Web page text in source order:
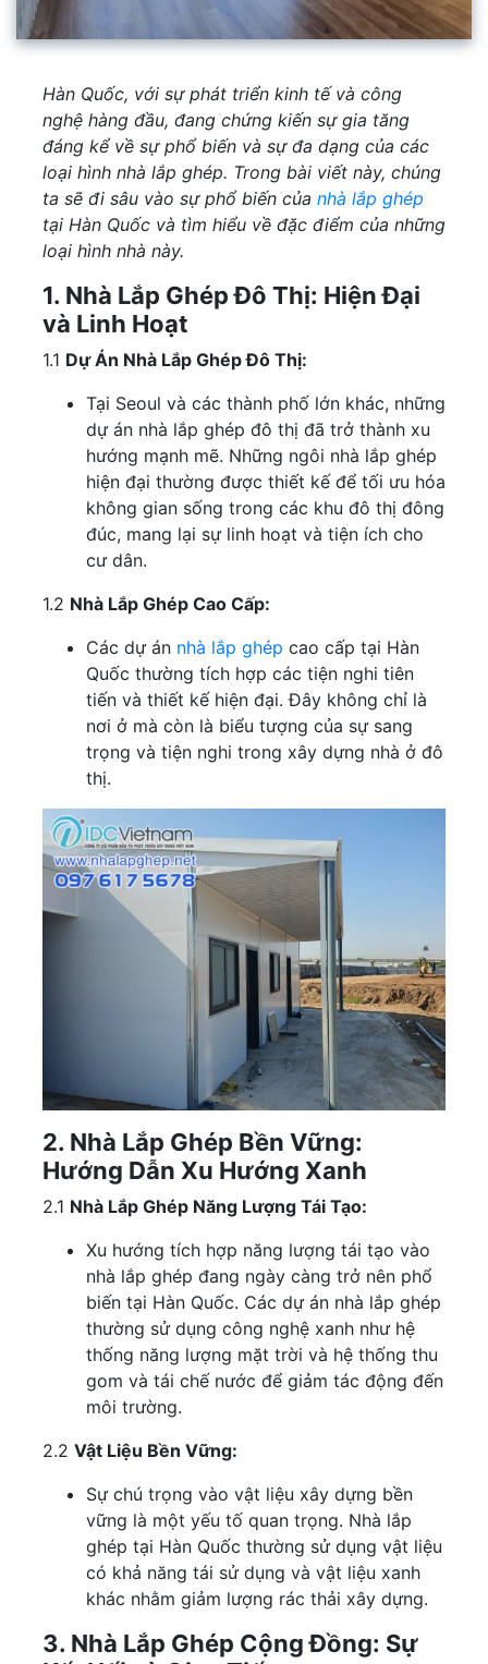
Hàn Quốc, với sự phát triển kinh tế và công
nghệ hàng đầu, đang chứng kiến sự gia tăng
đáng kể về sự phổ biến và sự đa dạng của các
loại hình nhà lắp ghép. Trong bài viết này, chúng
ta sẽ đi sâu vào sự phổ biến của nhà lắp ghép
tại Hàn Quốc và tìm hiểu về đặc điểm của những
loại hình nhà này.
1. Nhà Lắp Ghép Đô Thị: Hiện Đại
và Linh Hoạt
1.1 Dự Án Nhà Lắp Ghép Đô Thị:
Tại Seoul và các thành phố lớn khác, những
dự án nhà lắp ghép đô thị đã trở thành xu
hướng mạnh mẽ. Những ngôi nhà lắp ghép
hiện đại thường được thiết kế để tối ưu hóa
không gian sống trong các khu đô thị đông
đúc, mang lại sự linh hoạt và tiện ích cho
cư dân.
1.2 Nhà Lắp Ghép Cao Cấp:
Các dự án nhà lắp ghép cao cấp tại Hàn
Quốc thường tích hợp các tiện nghi tiên
tiến và thiết kế hiện đại. Đây không chỉ là
nơi ở mà còn là biểu tượng của sự sang
trọng và tiện nghi trong xây dựng nhà ở đô
thị.
2. Nhà Lắp Ghép Bền Vững:
Hướng Dẫn Xu Hướng Xanh
2.1 Nhà Lắp Ghép Năng Lượng Tái Tạo:
Xu hướng tích hợp năng lượng tái tạo vào
nhà lắp ghép đang ngày càng trở nên phổ
biến tại Hàn Quốc. Các dự án nhà lắp ghép
thường sử dụng công nghệ xanh như hệ
thống năng lượng mặt trời và hệ thống thu
gom và tái chế nước để giảm tác động đến
môi trường.
2.2 Vật Liệu Bền Vững:
Sự chú trọng vào vật liệu xây dựng bền
vững là một yếu tố quan trọng. Nhà lắp
ghép tại Hàn Quốc thường sử dụng vật liệu
có khả năng tái sử dụng và vật liệu xanh
khác nhằm giảm lượng rác thải xây dựng.
3. Nhà Lắp Ghép Cộng Đồng: Sự